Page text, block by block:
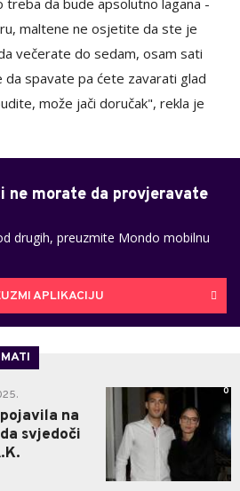
treba da bude apsolutno lagana -
maltene ne osjetite da ste je
večerate do sedam, osam sati
da spavate pa ćete zavarati glad
može jači doručak", rekla je
ne morate da provjeravate
drugih, preuzmite Mondo mobilnu
APLIKACIJU
na
svjedoči
0